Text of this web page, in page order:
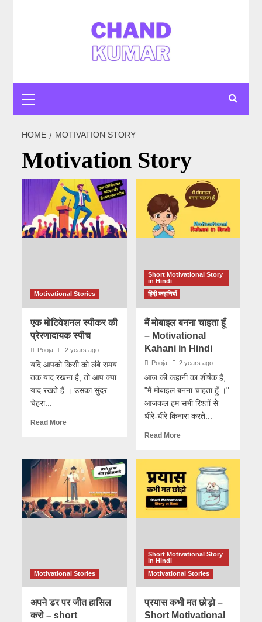
Menu
HOME MOTIVATION STORY
Motivation Story
Motivational Stories
एक मोटिवेशनल स्पीकर की
प्रेरणादायक स्पीच
Pooja 2 years ago
यदि आपको किसी को लंबे समय
तक याद रखना है, तो आप क्या
याद रखते हैं । उसका सुंदर
चेहरा...
Read More
Short Motivational Story
in Hindi
हिंदी कहानियाँ
मैं मोबाइल बनना चाहता हूंँ
– Motivational
Kahani in Hindi
Pooja 2 years ago
आज की कहानी का शीर्षक है,
"मैं मोबाइल बनना चाहता हूंँ ।"
आजकल हम सभी रिश्तों से
धीरे-धीरे किनारा करते...
Read More
Motivational Stories
अपने डर पर जीत हासिल
करो – short
Short Motivational Story
in Hindi
Motivational Stories
प्रयास कभी मत छोड़ो –
Short Motivational